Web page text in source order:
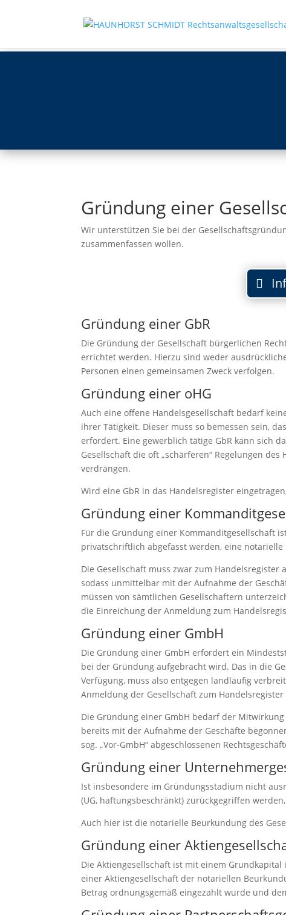
Gründung einer
Wir unterstützen Sie bei der
zusammenfassen wollen.
Gründung einer GbR
Die Gründung der Gesellschaft bürgerlichen
errichtet werden. Hierzu sind weder
Personen einen gemeinsamen Zweck verfolgen.
Gründung einer oHG
Auch eine offene Handelsgesellschaft bedarf
ihrer Tätigkeit. Dieser muss so bemessen sein,
erfordert. Eine gewerblich tätige GbR kann sich
Gesellschaft die oft „schärferen“ Regelungen
verdrängen.
Wird eine GbR in das Handelsregister
Gründung einer
Für die Gründung einer Kommanditgesellschaft
privatschriftlich abgefasst werden, eine
Die Gesellschaft muss zwar zum
sodass unmittelbar mit der Aufnahme der
müssen von sämtlichen Gesellschaftern
die Einreichung der Anmeldung zum
Gründung einer GmbH
Die Gründung einer GmbH erfordert ein
bei der Gründung aufgebracht wird. Das in die
Verfügung, muss also entgegen landläufig
Anmeldung der Gesellschaft zum
Die Gründung einer GmbH bedarf der
bereits mit der Aufnahme der Geschäfte
sog. „Vor-GmbH“ abgeschlossenen
Gründung einer
Ist insbesondere im Gründungsstadium nicht
(UG, haftungsbeschränkt) zurückgegriffen
Auch hier ist die notarielle Beurkundung des
Gründung einer
Die Aktiengesellschaft ist mit einem
einer Aktiengesellschaft der notariellen
Betrag ordnungsgemäß eingezahlt wurde und